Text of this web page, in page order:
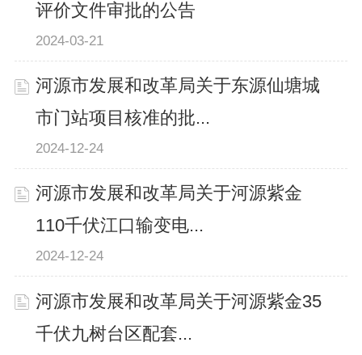
评价文件审批的公告
2024-03-21
河源市发展和改革局关于东源仙塘城
市门站项目核准的批...
2024-12-24
河源市发展和改革局关于河源紫金
110千伏江口输变电...
2024-12-24
河源市发展和改革局关于河源紫金35
千伏九树台区配套...